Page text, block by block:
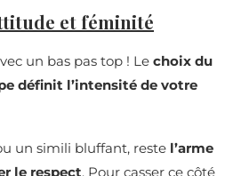
et féminité
un bas pas top ! Le choix du
définit l’intensité de votre
un simili bluffant, reste l’arme
le respect. Pour casser ce côté